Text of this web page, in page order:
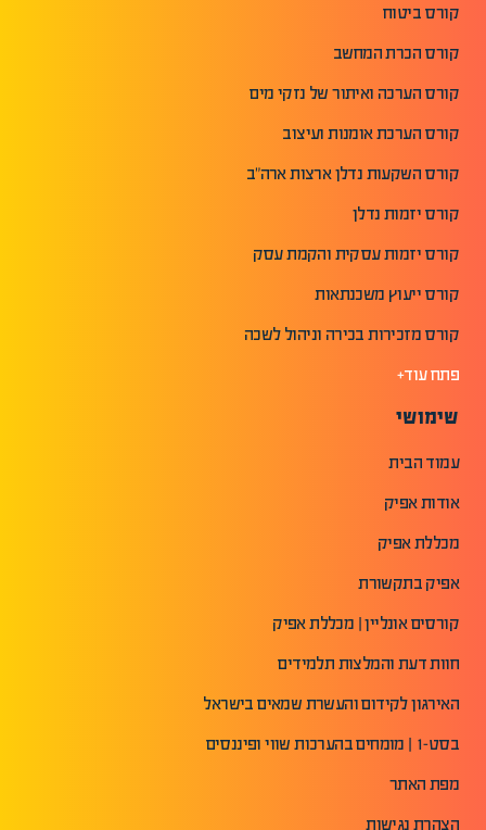
קורס ביטוח
קורס הכרת המחשב
קורס הערכה ואיתור של נזקי מים
קורס הערכת אומנות ועיצוב
קורס השקעות נדלן ארצות ארה"ב
קורס יזמות נדלן
קורס יזמות עסקית והקמת עסק
קורס ייעוץ משכנתאות
קורס מזכירות בכירה וניהול לשכה
פתח עוד+
שימושי
עמוד הבית
אודות אפיק
מכללת אפיק
אפיק בתקשורת
קורסים אונליין | מכללת אפיק
חוות דעת והמלצות תלמידים
האירגון לקידום והעשרת שמאים בישראל
בסט-1 | מומחים בהערכות שווי ופיננסים
מפת האתר
הצהרת נגישות